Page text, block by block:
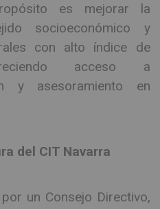
es mejorar la
socioeconómico y
con alto índice de
acceso a
y asesoramiento en
del CIT Navarra
un Consejo Directivo,